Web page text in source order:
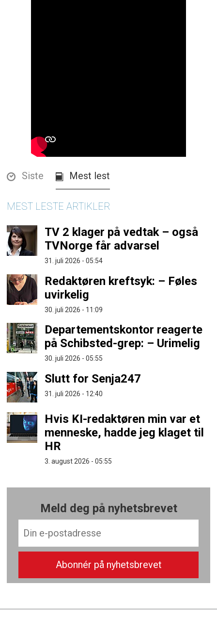
Siste Mest lest
MEST LESTE ARTIKLER
TV 2 klager på vedtak – også
TVNorge får advarsel
31. juli 2026 - 05:54
Redaktøren kreftsyk: – Føles
uvirkelig
30. juli 2026 - 11:09
Departementskontor reagerte
på Schibsted-grep: – Urimelig
30. juli 2026 - 05:55
Slutt for Senja247
31. juli 2026 - 12:40
Hvis KI-redaktøren min var et
menneske, hadde jeg klaget til
HR
3. august 2026 - 05:55
Meld deg på nyhetsbrevet